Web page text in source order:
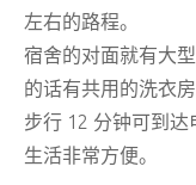
左右的路程。
宿舍的对面就有大
的话有共用的洗衣房
步行 12 分钟可到
生活非常方便。